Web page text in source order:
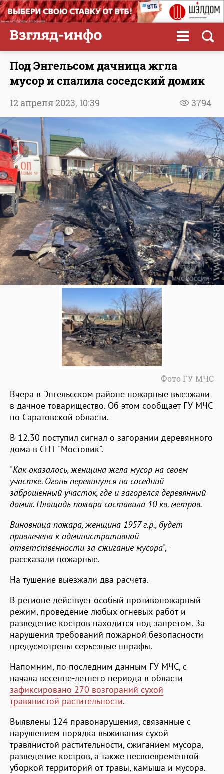
Под Энгельсом дачница жгла
мусор и спалила соседский домик
3794
12 апреля 2023, 10:39
Фото ГУ МЧС
Вчера в Энгельсском районе пожарные выезжали
в дачное товарищество. Об этом сообщает ГУ МЧС
по Саратовской области.
В 12.30 поступил сигнал о загорании деревянного
дома в СНТ "Мостовик".
"Как оказалось, женщина жгла мусор на своем
участке. Огонь перекинулся на соседний
заброшенный участок, где и загорелся деревянный
домик. Площадь пожара составила 10 кв. метров.
Виновница пожара, женщина 1957 г.р., будет
привлечена к административной
ответственности за сжигание мусора", -
рассказали пожарные.
На тушение выезжали два расчета.
В регионе действует особый противопожарный
режим, проведение любых огневых работ и
разведение костров находится под запретом. За
нарушения требований пожарной безопасности
предусмотрены серьезные штрафы.
Напомним, по последним данным ГУ МЧС, с
начала весенне-летнего периода в области
зафиксировано 270 возгораний сухой
травянистой растительности.
Выявлены 124 правонарушения, связанные с
нарушением порядка выживания сухой
травянистой растительности, сжиганием мусора,
разведение костров, а также несвоевременной
уборкой территорий от травы, камыша и мусора.